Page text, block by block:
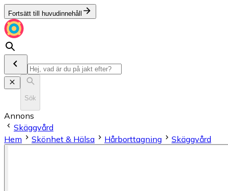
Fortsätt till huvudinnehåll
Sök
Annons
Skäggvård
Hem
Skönhet & Hälsa Hårborttagning Skäggvård